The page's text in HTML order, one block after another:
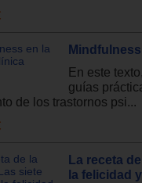
En este
guías
de los trastornos psi...
La receta
la felicidad